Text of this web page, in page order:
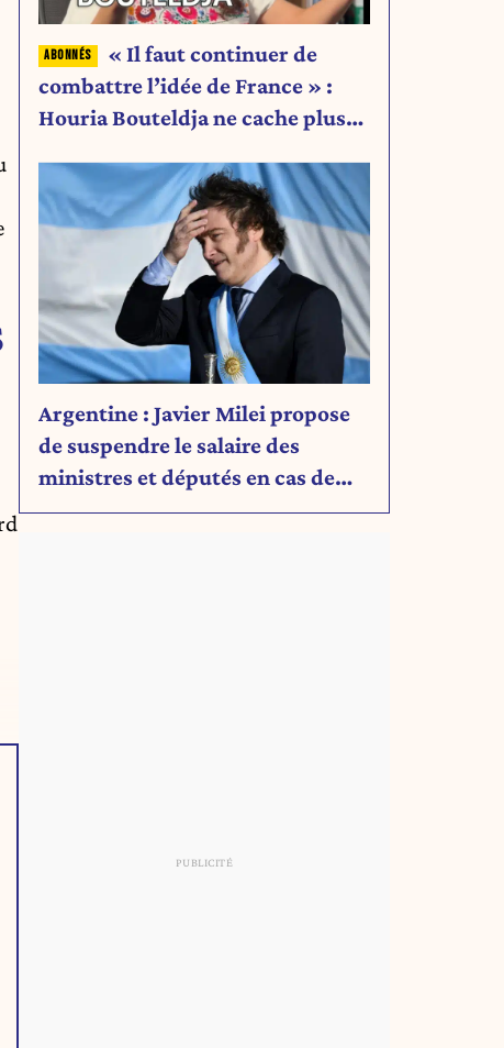
« Il faut continuer de
combattre l’idée de France » :
Houria Bouteldja ne cache plus
Argentine : Javier Milei propose
de suspendre le salaire des
ministres et députés en cas de
déficit budgétaire